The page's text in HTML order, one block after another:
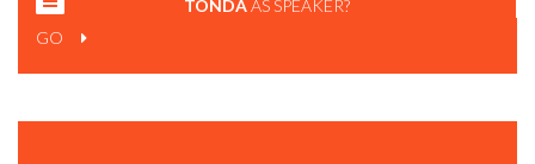
TONDAAS SPEAKER?
GO